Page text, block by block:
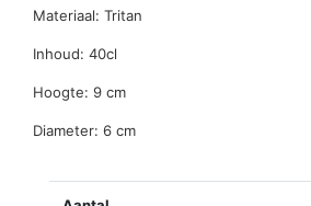
Materiaal: Tritan
Inhoud: 40cl
Hoogte: 9 cm
Diameter: 6 cm